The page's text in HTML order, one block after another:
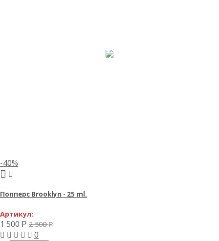
-40%
Попперс Brooklyn - 25 ml.
Артикул:
1 500 Р 2 500Р
0